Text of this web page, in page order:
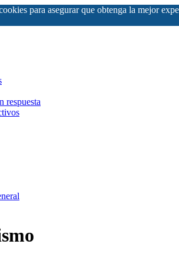
para asegurar que obtenga la mejor
respuesta